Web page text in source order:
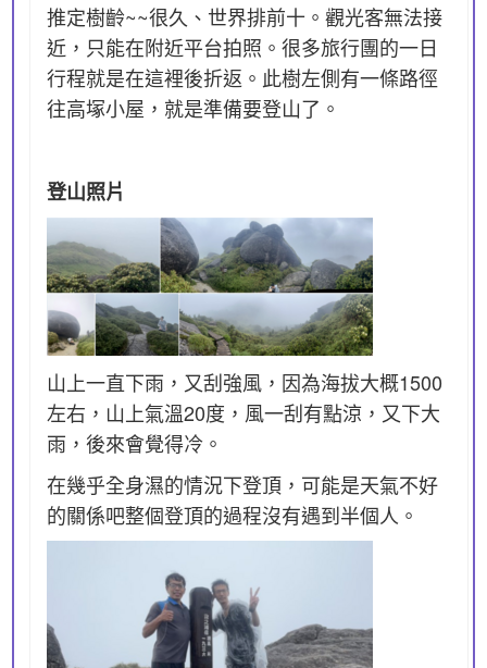
推定樹齡~~很久、世界排前十。觀光客無法接
近，只能在附近平台拍照。很多旅行團的一日
行程就是在這裡後折返。此樹左側有一條路徑
往高塚小屋，就是準備要登山了。
登山照片
山上一直下雨，又刮強風，因為海拔大概1500
左右，山上氣溫20度，風一刮有點涼，又下大
雨，後來會覺得冷。
在幾乎全身濕的情況下登頂，可能是天氣不好
的關係吧整個登頂的過程沒有遇到半個人。